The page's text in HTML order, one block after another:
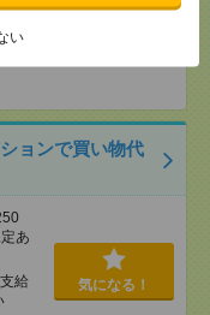
い
給
ョンで買い物代
あ
給
気になる！